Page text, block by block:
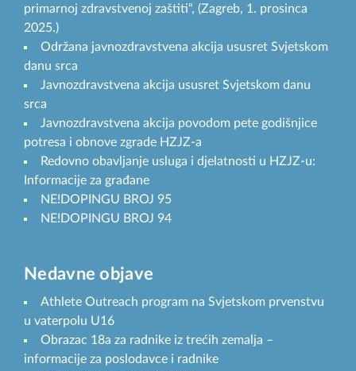
primarnoj zdravstvenoj zaštiti“, (Zagreb, 1. prosinca
2025.)
Održana javnozdravstvena akcija ususret Svjetskom
danu srca
Javnozdravstvena akcija ususret Svjetskom danu
srca
Javnozdravstvena akcija povodom pete godišnjice
potresa i obnove zgrade HZJZ-a
Redovno obavljanje usluga i djelatnosti u HZJZ-u:
Informacije za građane
NE!DOPINGU BROJ 95
NE!DOPINGU BROJ 94
Nedavne objave
Athlete Outreach program na Svjetskom prvenstvu
u vaterpolu U16
Obrazac 18a za radnike iz trećih zemalja –
informacije za poslodavce i radnike